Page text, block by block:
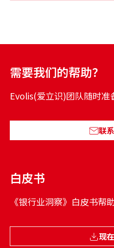
需要我们的帮助？
Evolis(爱立识)团队随时准
联
白皮书
《银行业洞察》白皮书帮
现